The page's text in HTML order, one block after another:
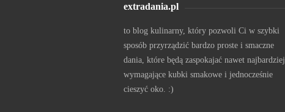
extradania.pl
to blog kulinarny, który pozwoli Ci w szybki
sposób przyrządzić bardzo proste i smaczne
dania, które będą zaspokajać nawet najbardziej
wymagające kubki smakowe i jednocześnie
cieszyć oko. :)